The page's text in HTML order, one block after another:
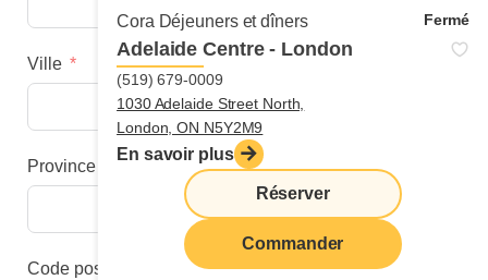
Cora Déjeuners et dîners Fermé
Adelaide Centre - London
(519) 679-0009
1030 Adelaide Street North,
London, ON N5Y2M9
En savoir plus
Réserver
Commander
Ville
Province
Code postal